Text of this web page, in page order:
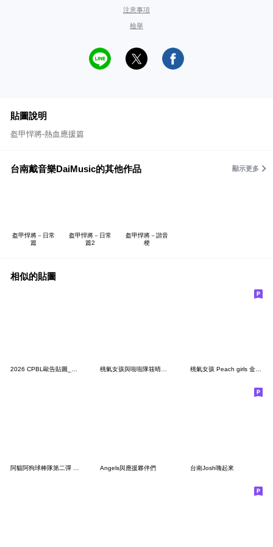
注意事項
檢舉
貼圖說明
盔甲悍將-熱血應援篇
台南戴音樂DaiMusic的其他作品 顯示更多
盔甲悍將－日常
篇
盔甲悍將－日常
篇2
盔甲悍將－諧音
梗
相似的貼圖
2026 CPBL歐告貼圖_第二轟 ⚾️ 桃氣女孩與啦啦隊筱晴總監新春團拜賀新年! 桃氣女孩 Peach girls 金佳垠 寫真+Q版貼圖
Angels與應援夥伴們 台南Josh嗨起來